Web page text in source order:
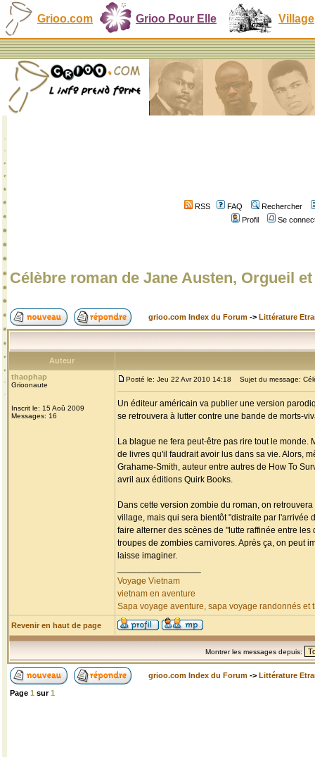
Grioo.com Grioo Pour Elle Village
RSS FAQ
Rechercher
Profil
Se
Célèbre roman de Jane Austen, Orgueil
grioo.com Index du Forum -> Littérature
Auteur
thaophap
Grioonaute
Inscrit le: 15 Aoû 2009
Messages: 16
Posté le: Jeu 22 Avr 2010 14:18 Sujet du message:
Un éditeur américain va publier une version
se retrouvera à lutter contre une bande de morts-
La blague ne fera peut-être pas rire tout le
de livres qu'il faudrait avoir lus dans sa vie. Alors,
Grahame-Smith, auteur entre autres de How To
avril aux éditions Quirk Books.
Dans cette version zombie du roman, on
village, mais qui sera bientôt "distraite par l'arrivée
faire alterner des scènes de "lutte raffinée entre
troupes de zombies carnivores. Après ça, on peut
laisse imaginer.
Voyage Vietnam
vietnam en aventure
Sapa voyage aventure, sapa voyage randonnés et
Revenir en haut de page
Montrer les messages depuis:
grioo.com Index du Forum -> Littérature
Page 1 sur1